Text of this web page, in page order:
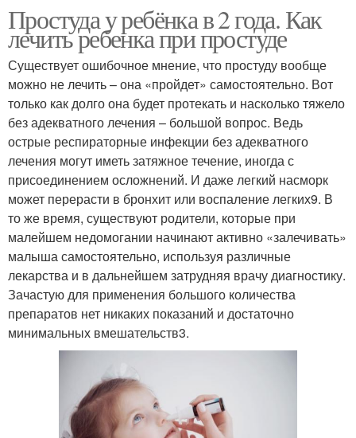
Простуда у ребёнка в 2 года. Как
лечить ребенка при простуде
Существует ошибочное мнение, что простуду вообще
можно не лечить – она «пройдет» самостоятельно. Вот
только как долго она будет протекать и насколько тяжело
без адекватного лечения – большой вопрос. Ведь
острые респираторные инфекции без адекватного
лечения могут иметь затяжное течение, иногда с
присоединением осложнений. И даже легкий насморк
может перерасти в бронхит или воспаление легких9. В
то же время, существуют родители, которые при
малейшем недомогании начинают активно «залечивать»
малыша самостоятельно, используя различные
лекарства и в дальнейшем затрудняя врачу диагностику.
Зачастую для применения большого количества
препаратов нет никаких показаний и достаточно
минимальных вмешательств3.